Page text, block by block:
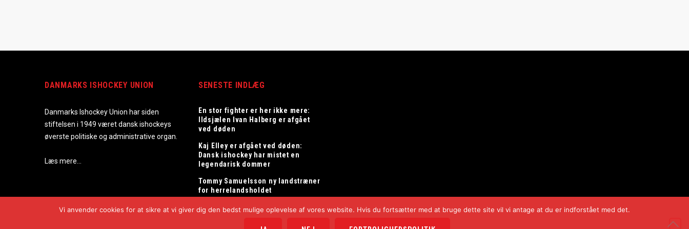
DANMARKS ISHOCKEY UNION
Danmarks Ishockey Union har siden
stiftelsen i 1949 været dansk ishockeys
øverste politiske og administrative organ.
Læs mere…
SENESTE INDLÆG
En stor fighter er her ikke mere:
Ildsjælen Ivan Halberg er afgået
ved døden
Kaj Elley er afgået ved døden:
Dansk ishockey har mistet en
legendarisk dommer
Tommy Samuelsson ny landstræner
for herrelandsholdet
Vi anvender cookies for at sikre at vi giver dig den bedst mulige oplevelse af vores website. Hvis du fortsætter med at bruge dette site vil vi antage at du er indforstået med det.